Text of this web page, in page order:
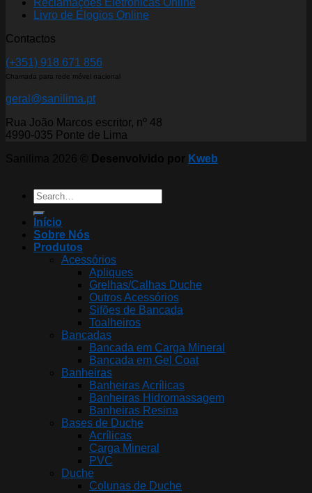
Livro de Elogios Online
Contactos
(+351) 918 671 856
Chamada para rede móvel nacional
geral@sanilima.pt
Rua João Marcos escritor, nº 48
4990-035 Ponte de Lima
Kweb
Search
for:
Início
Sobre Nós
Produtos
Acessórios
Apliques
Grelhas/Calhas Duche
Outros Acessórios
Sifões de Bancada
Toalheiros
Bancadas
Bancada em Carga Mineral
Bancada em Gel Coat
Banheiras
Banheiras Acrílicas
Banheiras Hidromassagem
Banheiras Resina
Bases de Duche
Acrílicas
Carga Mineral
PVC
Duche
Colunas de Duche